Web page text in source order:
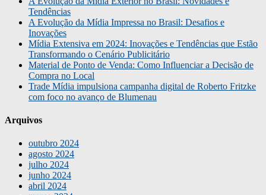
Tendências
A Evolução da Mídia Impressa no Brasil: Desafios e
Inovações
Mídia Extensiva em 2024: Inovações e Tendências que Estão
Transformando o Cenário Publicitário
Material de Ponto de Venda: Como Influenciar a Decisão de
Compra no Local
Trade Mídia impulsiona campanha digital de Roberto Fritzke
com foco no avanço de Blumenau
Arquivos
outubro 2024
agosto 2024
julho 2024
junho 2024
abril 2024